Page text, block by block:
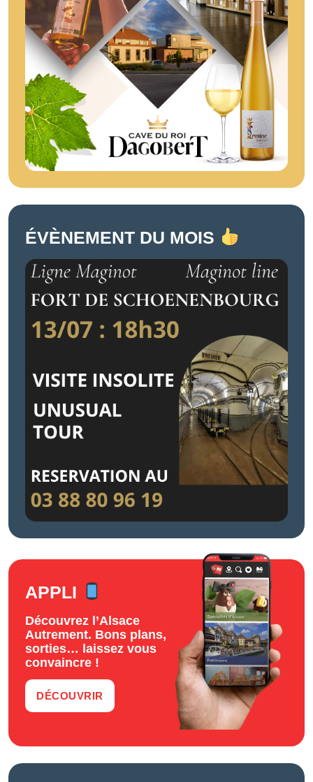
ÉVÈNEMENT DU MOIS
APPLI
Découvrez l’Alsace
Autrement. Bons plans,
sorties… laissez vous
convaincre !
DÉCOUVRIR